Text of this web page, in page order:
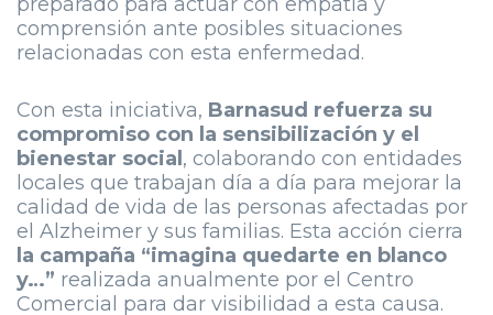
comprensión ante posibles situaciones
relacionadas con esta enfermedad.
Con esta iniciativa, Barnasud refuerza su
compromiso con la sensibilización y el
bienestar social , colaborando con entidades
locales que trabajan día a día para mejorar la
calidad de vida de las personas afectadas por
el Alzheimer y sus familias. Esta acción cierra
la campaña “imagina quedarte en blanco
y…” realizada anualmente por el Centro
Comercial para dar visibilidad a esta causa.